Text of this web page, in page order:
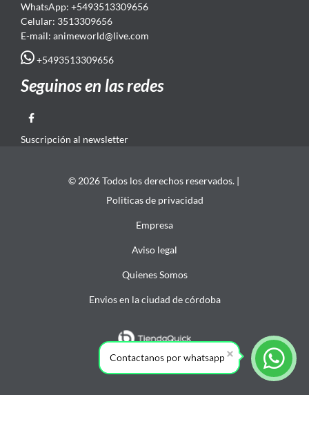
WhatsApp: +5493513309656
Celular: 3513309656
E-mail: animeworld@live.com
+5493513309656
Seguinos en las redes
Suscripción al newsletter
© 2026 Todos los derechos reservados. |
Politicas de privacidad
Empresa
Aviso legal
Quienes Somos
Envios en la ciudad de córdoba
Contactanos por whatsapp